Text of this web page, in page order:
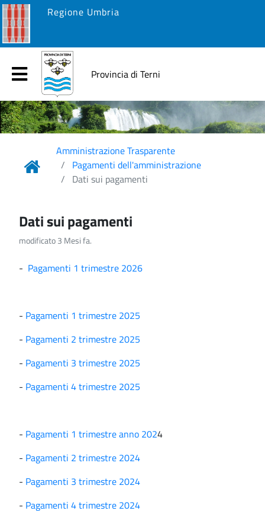
Regione Umbria
Provincia di Terni
Amministrazione Trasparente
Pagamenti dell'amministrazione
Dati sui pagamenti
Dati sui pagamenti
modificato 3 Mesi fa.
- Pagamenti 1 trimestre 2026
- Pagamenti 1 trimestre 2025
- Pagamenti 2 trimestre 2025
- Pagamenti 3 trimestre 2025
- Pagamenti 4 trimestre 2025
- Pagamenti 1 trimestre anno 2024
- Pagamenti 2 trimestre 2024
- Pagamenti 3 trimestre 2024
- Pagamenti 4 trimestre 2024